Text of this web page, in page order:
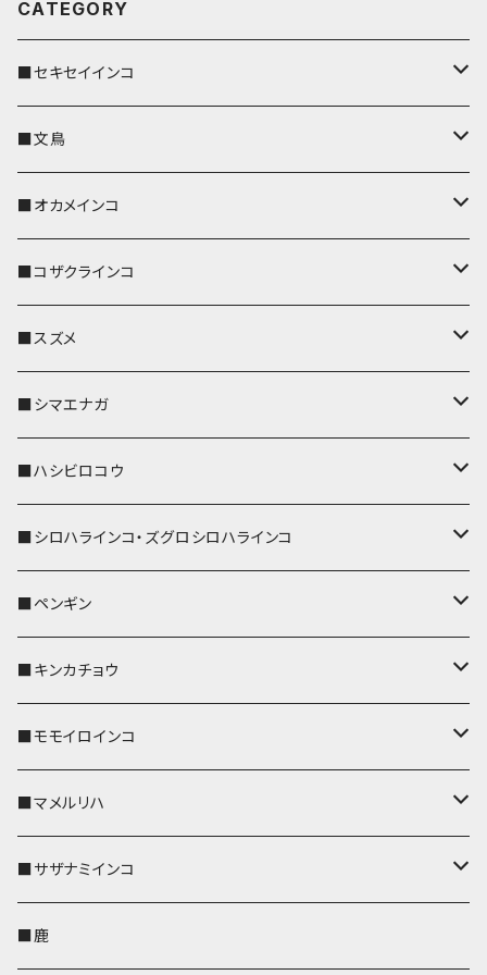
CATEGORY
■セキセイインコ
キーカバー
キーホルダー
パスケース
リール付きストラップ
リールのみ
ストラップ付
IDカードホルダー
キーケース
名刺入れ・カードケース
コインケース
メガネケース
ポシェット・バッグ
帆布・デニム
KONBU
Apple Watchバンド
ポーチ
レザートレイ
■文鳥
キーカバー
キーホルダー
パスケース
リール付きストラップ
リールのみ
ストラップ付
キーケース
名刺入れ・カードケース
メガネケース
IDカードホルダー
ポシェット・バッグ
帆布・デニム
KONBU
ポーチ
コインケース
AppleWatchバンド
■オカメインコ
キーカバー
キーホルダー
パスケース
IDカードホルダー
リール付きストラップ
リールのみ
ストラップ付
キーケース
名刺入れ・カードケース
ポシェット・バッグ
帆布・デニム
KONBU
ポーチ
コインケース
メガネケース
■コザクラインコ
キーカバー
キーホルダー
パスケース
リール付きストラップ
リールのみ
ストラップ付
メガネケース
コインケース
IDカードホルダー
ポーチ
ポシェット・バッグ
帆布・デニム
キーケース
■スズメ
キーカバー
キーホルダー
パスケース
リール付きストラップ
リールのみ
ストラップ付
IDカードホルダー
メガネケース
コインケース
ポシェット・バッグ
帆布・デニム
キーケース
■シマエナガ
キーカバー
キーホルダー
パスケース
IDカードホルダー
リール付きストラップ
リールのみ
ストラップ付
キーケース
メガネケース
コインケース
■ハシビロコウ
キーカバー
キーホルダー
リール付きストラップ
リールのみ
ストラップ付
レザートレイ
パスケース
IDカードホルダー
キーケース
■シロハラインコ・ズグロシロハラインコ
キーカバー
キーホルダー
リール付きストラップ
リールのみ
ストラップ付
パスケース
IDカードホルダー
キーケース
■ペンギン
キーカバー
キーホルダー
パスケース
リール付きストラップ
リールのみ
IDカードホルダー
■キンカチョウ
キーカバー
AppleWatchバンド
キーホルダー・チャーム
パスケース
■モモイロインコ
キーカバー
キーホルダー
リール付きストラップ
■マメルリハ
レザートレイ
キーカバー
■サザナミインコ
キーカバー
■鹿